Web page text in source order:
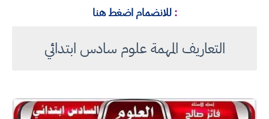
: للانضمام اضغط هنا
التعاريف المهمة علوم سادس ابتدائي